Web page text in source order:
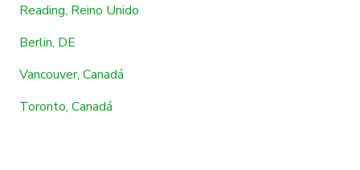
Reading, Reino Unido
Berlin, DE
Vancouver, Canadá
Toronto, Canadá